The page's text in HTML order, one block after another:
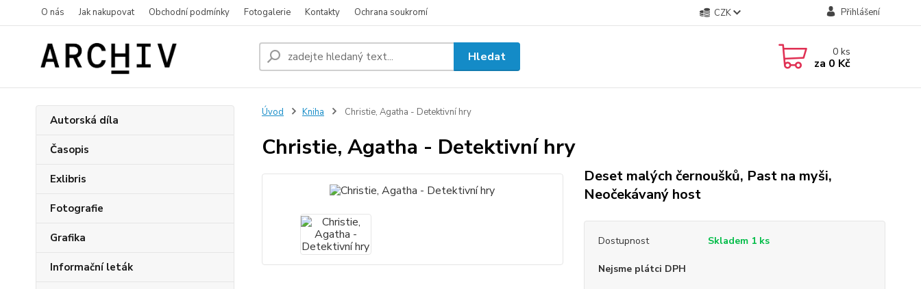
O nás Jak nakupovat Obchodní podmínky Fotogalerie Kontakty Ochrana soukromí CZK Přihlášení
Hledat 0ks
za 0 Kč
Autorská díla
Časopis
Exlibris
Fotografie
Grafika
Informační leták
Úvod Kniha Christie, Agatha - Detektivní hry
Christie, Agatha - Detektivní hry
Deset malých černoušků, Past na myši,
Neočekávaný host
Dostupnost Skladem 1 ks
Nejsme plátci DPH